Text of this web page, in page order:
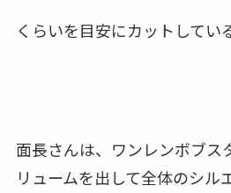
くらいを目安にカットしてい
面長さんは、ワンレンボブス
リュームを出して全体のシル